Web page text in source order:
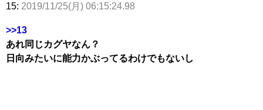
15: 2019/11/25(月) 06:15:24.98
>>13
あれ同じカグヤなん？
日向みたいに能力かぶってるわけでもないし